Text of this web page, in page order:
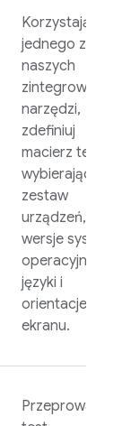
Korzystając z
jednego z
naszych
narzędzi,
zdefiniuj
macierz
wybierając
zestaw
urządzeń,
wersje systemu
operacyjnego,
języki i
orientacje
ekranu.
Przeprowadź